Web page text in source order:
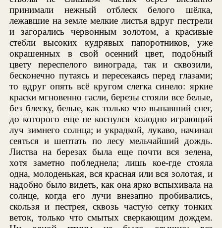
принимали нежный отблеск белого шёлка,
лежавшие на земле мелкие листья вдруг пестрели
и загорались червонным золотом, а красивые
стебли высоких кудрявых папоротников, уже
окрашенных в свой осенний цвет, подобный
цвету переспелого винограда, так и сквозили,
бесконечно путаясь и пересекаясь перед глазами;
то вдруг опять всё кругом слегка синело: яркие
краски мгновенно гасли, березы стояли все белые,
без блеску, белые, как только что выпавший снег,
до которого еще не коснулся холодно играющий
луч зимнего солнца; и украдкой, лукаво, начинал
сеяться и шептать по лесу мельчайший дождь.
Листва на березах была еще почти вся зелена,
хотя заметно побледнела; лишь кое-где стояла
одна, молоденькая, вся красная или вся золотая, и
надобно было видеть, как она ярко вспыхивала на
солнце, когда его лучи внезапно пробивались,
скользя и пестрея, сквозь частую сетку тонких
веток, только что смытых сверкающим дождем.